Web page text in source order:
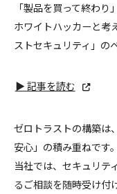
「製品を買って終わ
ホワイトハッカーと
ストセキュリティ」の
▶ 記事を読む
ゼロトラストの構築は
安心」の積み重ねです。
当社では、セキュリテ
るご相談を随時受け付